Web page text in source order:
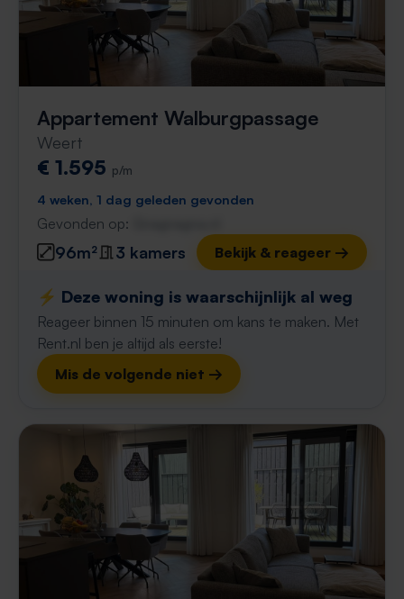
Appartement Walburgpassage
Weert
€ 1.595 p/m
4 weken, 1 dag geleden gevonden
Gevonden op:
96m² 3 kamers Bekijk & reageer →
⚡️ Deze woning is waarschijnlijk al weg
Reageer binnen 15 minuten om kans te maken. Met
Rent.nl ben je altijd als eerste!
Mis de volgende niet →